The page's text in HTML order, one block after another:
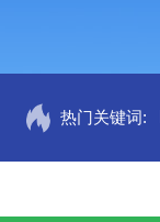
热门关键词: